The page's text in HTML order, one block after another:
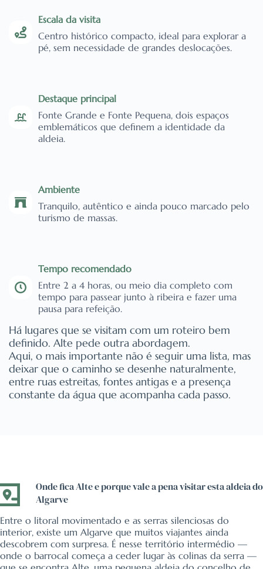
Escala da visita
Centro histórico compacto, ideal para explorar a
pé, sem necessidade de grandes deslocações.
Destaque principal
Fonte Grande e Fonte Pequena, dois espaços
emblemáticos que definem a identidade da
aldeia.
Ambiente
Tranquilo, autêntico e ainda pouco marcado pelo
turismo de massas.
Tempo recomendado
Entre 2 a 4 horas, ou meio dia completo com
tempo para passear junto à ribeira e fazer uma
pausa para refeição.
Há lugares que se visitam com um roteiro bem
definido. Alte pede outra abordagem.
Aqui, o mais importante não é seguir uma lista, mas
deixar que o caminho se desenhe naturalmente,
entre ruas estreitas, fontes antigas e a presença
constante da água que acompanha cada passo.
Onde fica Alte e porque vale a pena visitar esta aldeia do
Algarve
Entre o litoral movimentado e as serras silenciosas do
interior, existe um Algarve que muitos viajantes ainda
descobrem com surpresa. É nesse território intermédio —
onde o barrocal começa a ceder lugar às colinas da serra —